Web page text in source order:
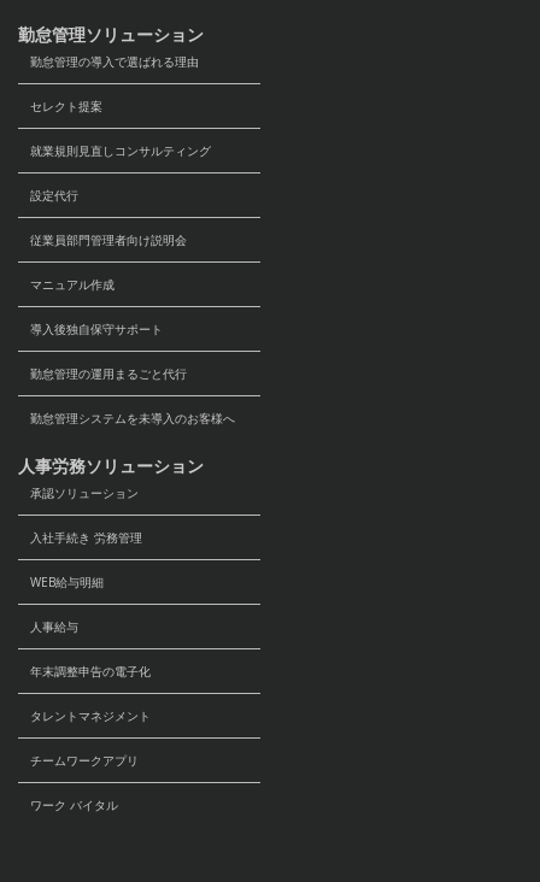
勤怠管理ソリューション
勤怠管理の導入で選ばれる理由
セレクト提案
就業規則見直しコンサルティング
設定代行
従業員部門管理者向け説明会
マニュアル作成
導入後独自保守サポート
勤怠管理の運用まるごと代行
勤怠管理システムを未導入のお客様へ
人事労務ソリューション
承認ソリューション
入社手続き 労務管理
WEB給与明細
人事給与
年末調整申告の電子化
タレントマネジメント
チームワークアプリ
ワーク バイタル